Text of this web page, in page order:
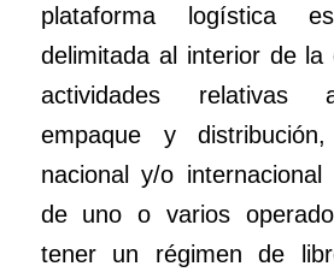
plataforma logística
delimitada al interior de la
actividades relativas
empaque y
nacional y/o
de uno o varios
tener un régimen de